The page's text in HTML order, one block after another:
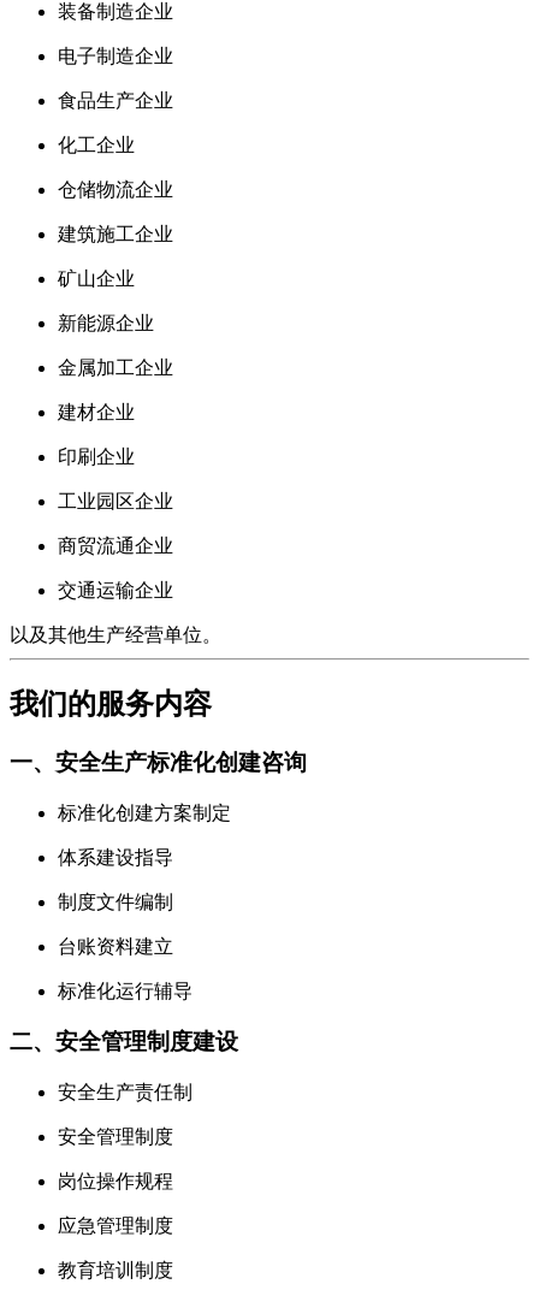
装备制造企业
电子制造企业
食品生产企业
化工企业
仓储物流企业
建筑施工企业
矿山企业
新能源企业
金属加工企业
建材企业
印刷企业
工业园区企业
商贸流通企业
交通运输企业
以及其他生产经营单位。
我们的服务内容
一、安全生产标准化创建咨询
标准化创建方案制定
体系建设指导
制度文件编制
台账资料建立
标准化运行辅导
二、安全管理制度建设
安全生产责任制
安全管理制度
岗位操作规程
应急管理制度
教育培训制度